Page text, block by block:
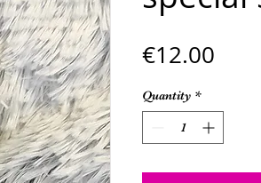
€12.00
Quantity *